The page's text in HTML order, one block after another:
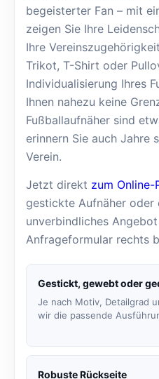
begeisterter Fan – mit
zeigen Sie Ihre
Ihre
Trikot, T-Shirt oder
Individualisierung Ihres
Ihnen nahezu keine
Fußballaufnäher sind
erinnern Sie auch Jahre
Verein.
Jetzt direkt zum Online-
gestickte Aufnäher oder
unverbindliches
Anfrageformular rechts
Gestickt, gewebt oder
Je nach Motiv, Detailgrad
wir die passende
Robuste Rückseite